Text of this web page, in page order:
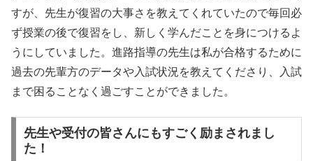
すが、先生が復習の大事さを教えてくれていたので毎回必
ず授業の後で復習をし、新しく学んだことを身につけるよ
うにしていました。進路指導の先生は私が合格するために
過去の先輩方のデータや入試状況を教えてくださり、入試
まで困ることなく過ごすことができました。
先生や受付の皆さんにもすごく励まされまし
た！